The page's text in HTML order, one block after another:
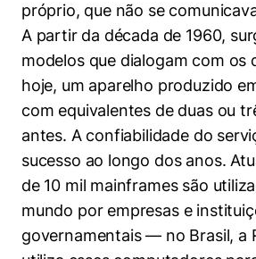
próprio, que não se
A partir da década de 1960,
modelos que dialogam com os
hoje, um aparelho produzido
com equivalentes de duas ou
antes. A confiabilidade do
sucesso ao longo dos anos.
de 10 mil mainframes são
mundo por empresas e
governamentais — no Brasil, a